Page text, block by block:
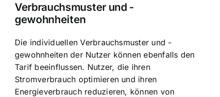
Verbrauchsmuster und -
gewohnheiten
Die individuellen Verbrauchsmuster und -
gewohnheiten der Nutzer können ebenfalls den
Tarif beeinflussen. Nutzer, die ihren
Stromverbrauch optimieren und ihren
Energieverbrauch reduzieren, können von